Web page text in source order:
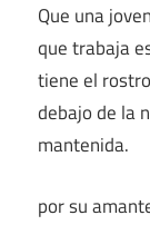
Que una
que trabaja
tiene el
debajo de la
mantenida.
por su